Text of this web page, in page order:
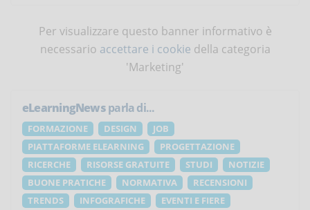
Per visualizzare questo banner informativo è
necessario accettare i cookie della categoria
'Marketing'
eLearningNewsparla di...
FORMAZIONE DESIGN
JOB
PIATTAFORME ELEARNING
PROGETTAZIONE
RICERCHE
RISORSE GRATUITE STUDI
NOTIZIE
BUONE PRATICHE
NORMATIVA
RECENSIONI
TRENDS
INFOGRAFICHE EVENTI E FIERE